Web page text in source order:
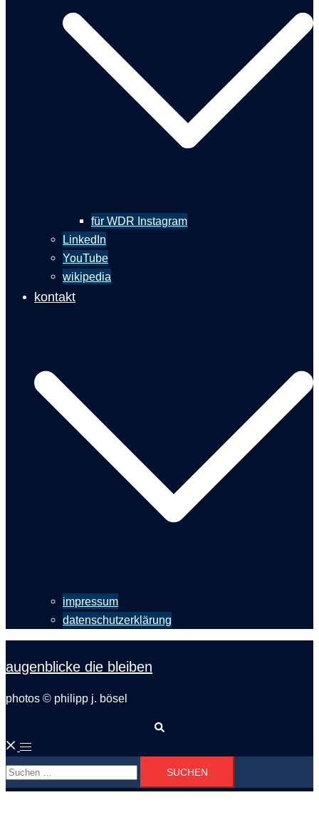
für WDR Instagram
LinkedIn
YouTube
wikipedia
kontakt
impressum
datenschutzerklärung
augenblicke die bleiben
photos © philipp j. bösel
Menü
umschalten
Suchen
nach: